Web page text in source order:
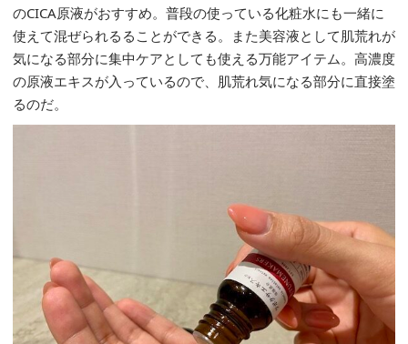
のCICA原液がおすすめ。普段の使っている化粧水にも一緒に
使えて混ぜられるることができる。また美容液として肌荒れが
気になる部分に集中ケアとしても使える万能アイテム。高濃度
の原液エキスが入っているので、肌荒れ気になる部分に直接塗
るのだ。